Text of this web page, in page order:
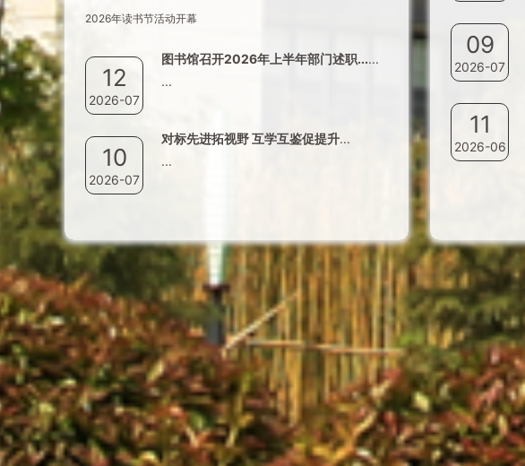
2026年读书节活动开幕
12
2026-07
图书馆召开2026年上半年部门述职......
...
10
2026-07
对标先进拓视野 互学互鉴促提升...
...
09
2026-07
11
2026-06